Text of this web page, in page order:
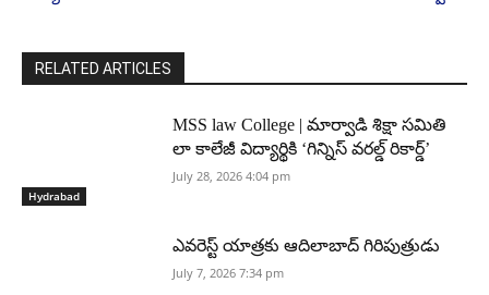
RELATED ARTICLES
Hydrabad
MSS law College | మార్వాడి శిక్షా సమితి
లా కాలేజీ విద్యార్థికి ‘గిన్నిస్ వరల్డ్ రికార్డ్’
July 28, 2026 4:04 pm
ఎవరెస్ట్ యాత్రకు ఆదిలాబాద్ గిరిపుత్రుడు
July 7, 2026 7:34 pm